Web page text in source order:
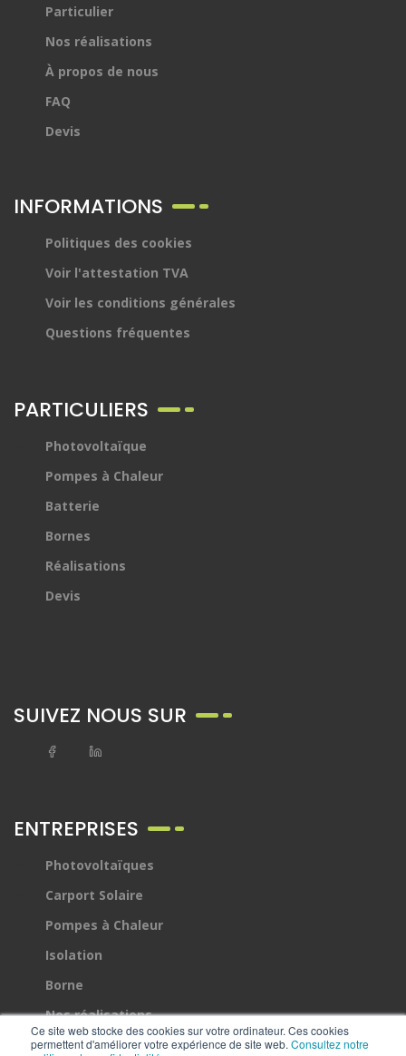
Ce site web stocke des cookies sur votre ordinateur. Ces cookies
permettent d'améliorer votre expérience de site web. Consultez notre
Particulier
Nos réalisations
À propos de nous
FAQ
Devis
INFORMATIONS
Politiques des cookies
Voir l'attestation TVA
Voir les conditions générales
Questions fréquentes
PARTICULIERS
Photovoltaïque
Pompes à Chaleur
Batterie
Bornes
Réalisations
Devis
SUIVEZ NOUS SUR
ENTREPRISES
Photovoltaïques
Carport Solaire
Pompes à Chaleur
Isolation
Borne
Nos réalisations
Devis